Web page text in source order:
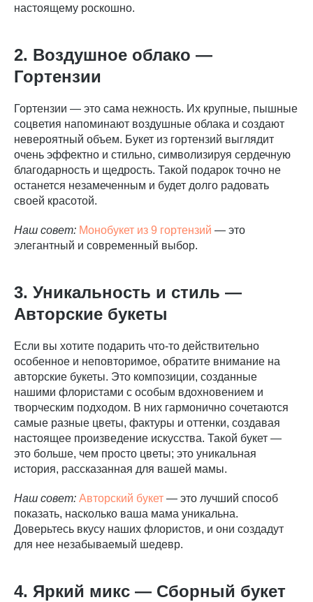
настоящему роскошно.
2. Воздушное облако —
Гортензии
Гортензии — это сама нежность. Их крупные, пышные
соцветия напоминают воздушные облака и создают
невероятный объем. Букет из гортензий выглядит
очень эффектно и стильно, символизируя сердечную
благодарность и щедрость. Такой подарок точно не
останется незамеченным и будет долго радовать
своей красотой.
Наш совет: Монобукет из 9 гортензий — это
элегантный и современный выбор.
3. Уникальность и стиль —
Авторские букеты
Если вы хотите подарить что-то действительно
особенное и неповторимое, обратите внимание на
авторские букеты. Это композиции, созданные
нашими флористами с особым вдохновением и
творческим подходом. В них гармонично сочетаются
самые разные цветы, фактуры и оттенки, создавая
настоящее произведение искусства. Такой букет —
это больше, чем просто цветы; это уникальная
история, рассказанная для вашей мамы.
Наш совет: Авторский букет — это лучший способ
показать, насколько ваша мама уникальна.
Доверьтесь вкусу наших флористов, и они создадут
для нее незабываемый шедевр.
4. Яркий микс — Сборный букет